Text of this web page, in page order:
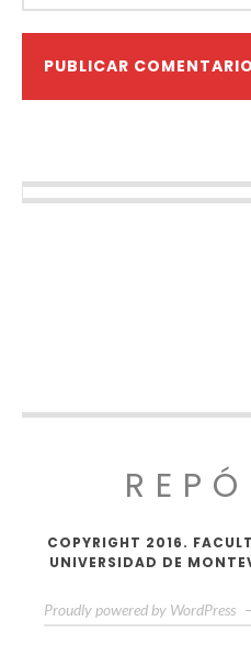
COPYRIGHT 2016.
UNIVERSIDAD DE
Proudly powered by WordPress